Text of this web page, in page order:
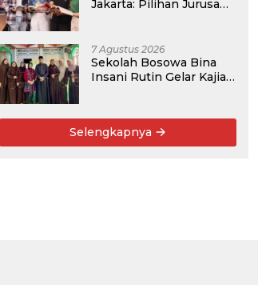
Jakarta: Pilihan Jurusan,
7 Agustus 2026
Sekolah Bosowa Bina
Insani Rutin Gelar Kajian
Umum
Selengkapnya